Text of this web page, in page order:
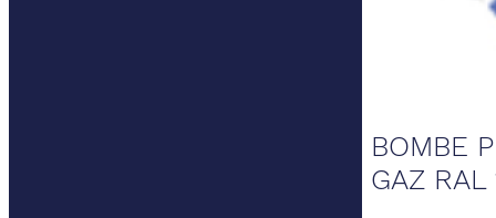
BOMBE
GAZ